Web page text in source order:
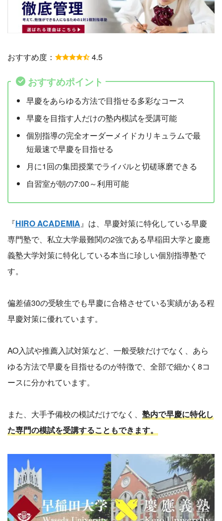
おすすめ度： 4.5
おすすめポイント
早慶をあらゆる方法で目指せる多彩なコース
早慶を目指す人だけの塾内模試を受講可能
個別指導の完全オーダーメイドカリキュラムで最
短最速で早慶を目指せる
月に1回の集団授業でライバルと切磋琢磨できる
自習室が朝の7:00～利用可能
『HIRO ACADEMIA』は、早慶対策に特化している早慶
専門塾で、私立大学最難関の2強である早稲田大学と慶應
義塾大学対策に特化している本当に珍しい個別指導塾で
す。
偏差値30の受験生でも早慶に合格させている実績がある程
早慶対策に優れています。
AO入試や推薦入試対策など、一般受験だけでなく、あら
ゆる方法で早慶を目指せるのが特徴で、全部で細かく8コ
ースに分かれています。
また、大手予備校の模試だけでなく、 塾内で早慶に特化し
た専門の模試を受講することもできます。